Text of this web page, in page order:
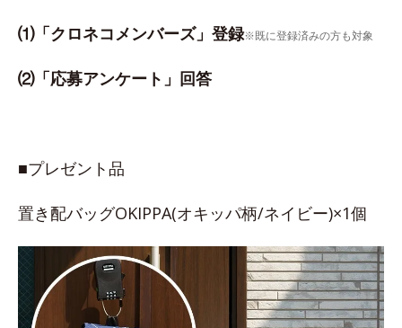
⑴「クロネコメンバーズ」登録※既に登録済みの方も対象
⑵「応募アンケート」回答
■プレゼント品
置き配バッグOKIPPA(オキッパ柄/ネイビー)×1個